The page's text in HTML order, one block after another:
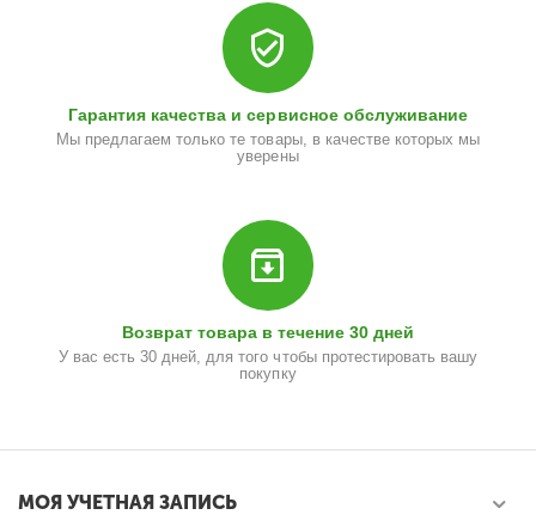
Гарантия качества и сервисное обслуживание
Мы предлагаем только те товары, в качестве которых мы
уверены
Возврат товара в течение 30 дней
У вас есть 30 дней, для того чтобы протестировать вашу
покупку
МОЯ УЧЕТНАЯ ЗАПИСЬ